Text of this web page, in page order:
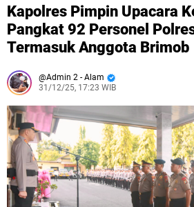
Kapolres Pimpin Upacara
Pangkat 92 Personel
Termasuk Anggota Brimob
Admin 2 - Alam
31/12/25, 17:23 WIB